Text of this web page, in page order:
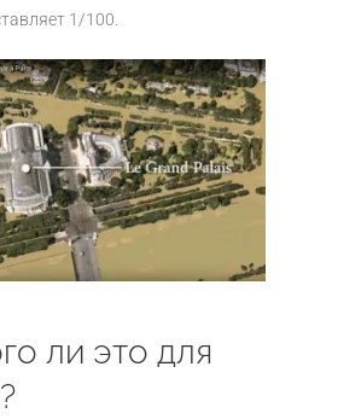
1/100.
ли это для